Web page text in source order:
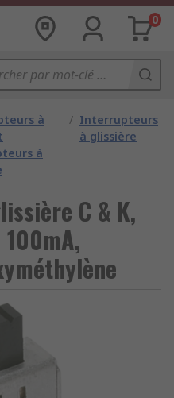
0
à
à
/ Interrupteurs
à glissière
C & K,